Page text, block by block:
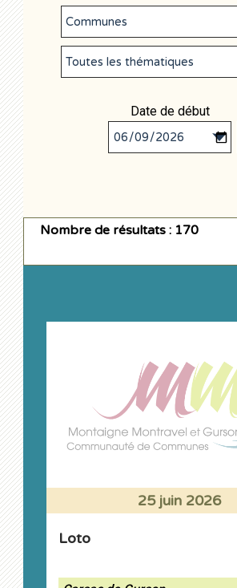
Date de début
Nombre de résultats : 170
25 juin 2026
Loto